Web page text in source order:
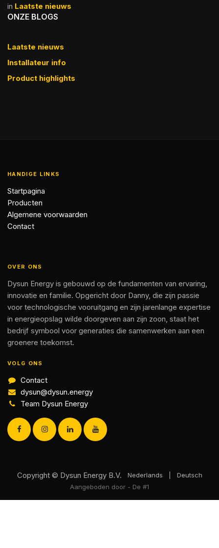
in Laatste nieuws
ONZE BLOGS
Laatste nieuws
Installateur info
Product highlights
HANDIGE LINKS
Startpagina
Producten
Algemene voorwaarden
Contact
OVER ONS
Dysun Energy is gebouwd op de fundamenten van ervaring,
innovatie en familie. Opgericht door Danny, die zijn passie
voor technologische vooruitgang en zijn jarenlange expertise
in energieopslag wilde doorgeven aan zijn zoon, staat het
bedrijf symbool voor generaties die samenwerken aan een
groenere toekomst.
VOLG ONS
Contact
dysun@dysun.energy
Team Dysun Energy
Copyright © Dysun Energy B.V. Nederlands
Deutsch
Aangeboden door - De #1